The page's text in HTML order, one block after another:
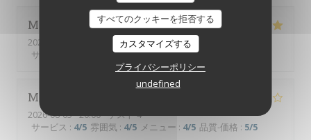
すべてのクッキーを拒否する
カスタマイズする
プライバシーポリシー
undefined
Mette
2026-08-03
- 20:00 - ゲスト 5
サービス
雰囲気:5/5 メニュー:5/5
Michel
2026-08-05- 20:00 - ゲスト 4
サービス : 4/5 雰囲気 : 4/5 メニュー : 4/5 品質-価格 : 5/5